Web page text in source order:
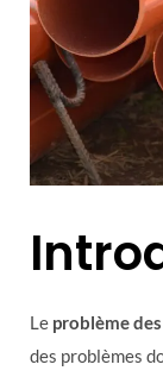
Le problème
des problèmes